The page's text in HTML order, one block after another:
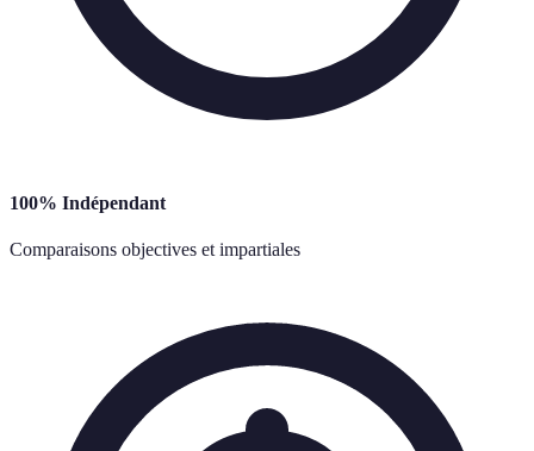
100% Indépendant
Comparaisons objectives et impartiales